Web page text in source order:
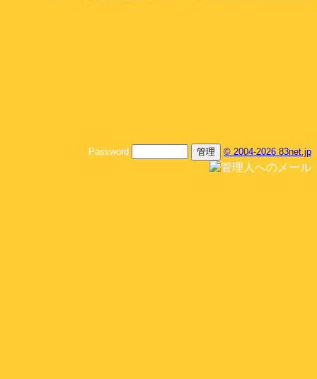
Password © 2004-2026 83net.jp